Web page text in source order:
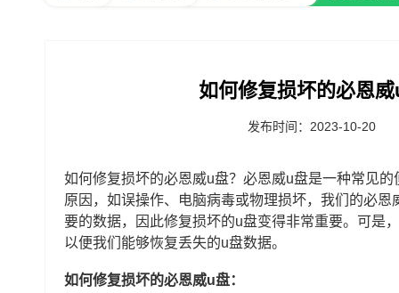
如何修复损坏的必恩
发布时间：2023-10-20
如何修复损坏的必恩威u盘？必恩威u盘是一种常见
原因，如误操作、电脑病毒或物理损坏，我们的必
要的数据，因此修复损坏的u盘变得非常重要。可是
以便我们能够恢复丢失的u盘数据。
如何修复损坏的必恩威u盘：